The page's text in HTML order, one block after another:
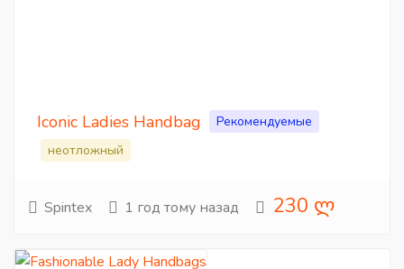
Iconic Ladies Handbag
Рекомендуемые
неотложный
Spintex 1 год тому назад 230 ლ